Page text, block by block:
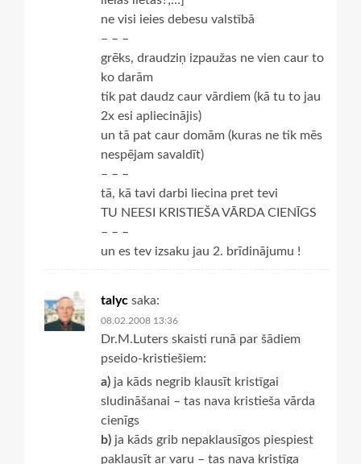
ne visi ieies debesu valstībā
– – –
grēks, draudziņ izpaužas ne vien caur to
ko darām
tik pat daudz caur vārdiem (kā tu to jau
2x esi apliecinājis)
un tā pat caur domām (kuras ne tik mēs
nespējam savaldīt)
– – –
tā, kā tavi darbi liecina pret tevi
TU NEESI KRISTIEŠA VĀRDA CIENĪGS
– – –
un es tev izsaku jau 2. brīdinājumu !
talyc saka:
08.02.2008 13:36
Dr.M.Luters skaisti runā par šādiem
pseido-kristiešiem:
a) ja kāds negrib klausīt kristīgai
sludināšanai – tas nava kristieša vārda
cienīgs
b) ja kāds grib nepaklausīgos piespiest
paklausīt ar varu – tas nava kristīga